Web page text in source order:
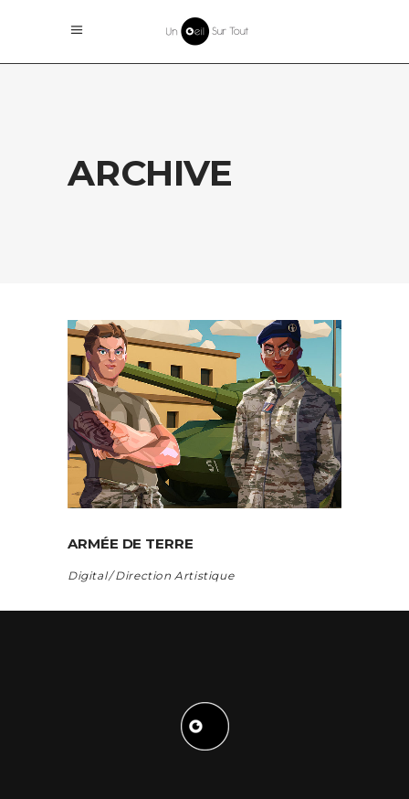
ARCHIVE
ARMÉE DE TERRE
Digital Direction Artistique